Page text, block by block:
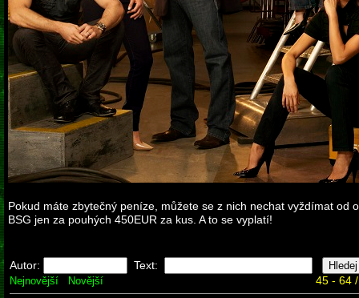
Pokud máte zbytečný peníze, můžete se z nich nechat vyždímat od
BSG jen za pouhých 450EUR za kus. A to se vyplatí!
Autor: Text:
Nejnovější Novější 45 - 64